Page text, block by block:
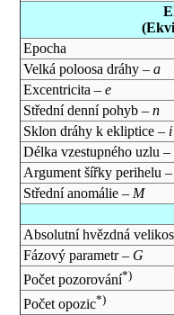
Epocha
Velká poloosa dráhy – a
Excentricita – e
Střední denní pohyb – n
Sklon dráhy k ekliptice – i
Délka vzestupného uzlu –
Argument šířky perihelu
Střední anomálie – M
Absolutní hvězdná
Fázový parametr – G
Počet pozorování*)
Počet opozic*)